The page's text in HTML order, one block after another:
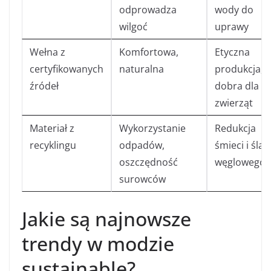
odprowadza
wilgoć
wody do
uprawy
Wełna z
certyfikowanych
źródeł
Komfortowa,
naturalna
Etyczna
produkcja,
dobra dla
zwierząt
Materiał z
recyklingu
Wykorzystanie
odpadów,
oszczędność
surowców
Redukcja
śmieci i
węglowego
Jakie są najnowsze
trendy w modzie